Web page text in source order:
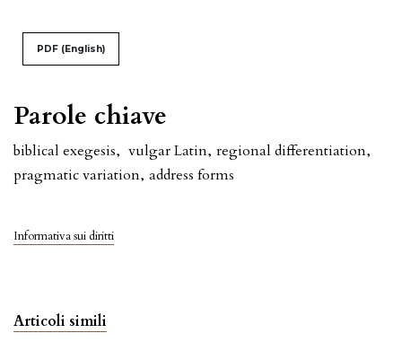
Parole chiave
biblical exegesis, vulgar Latin, regional differentiation,
pragmatic variation, address forms
Informativa sui diritti
PDF (English)
Articoli simili